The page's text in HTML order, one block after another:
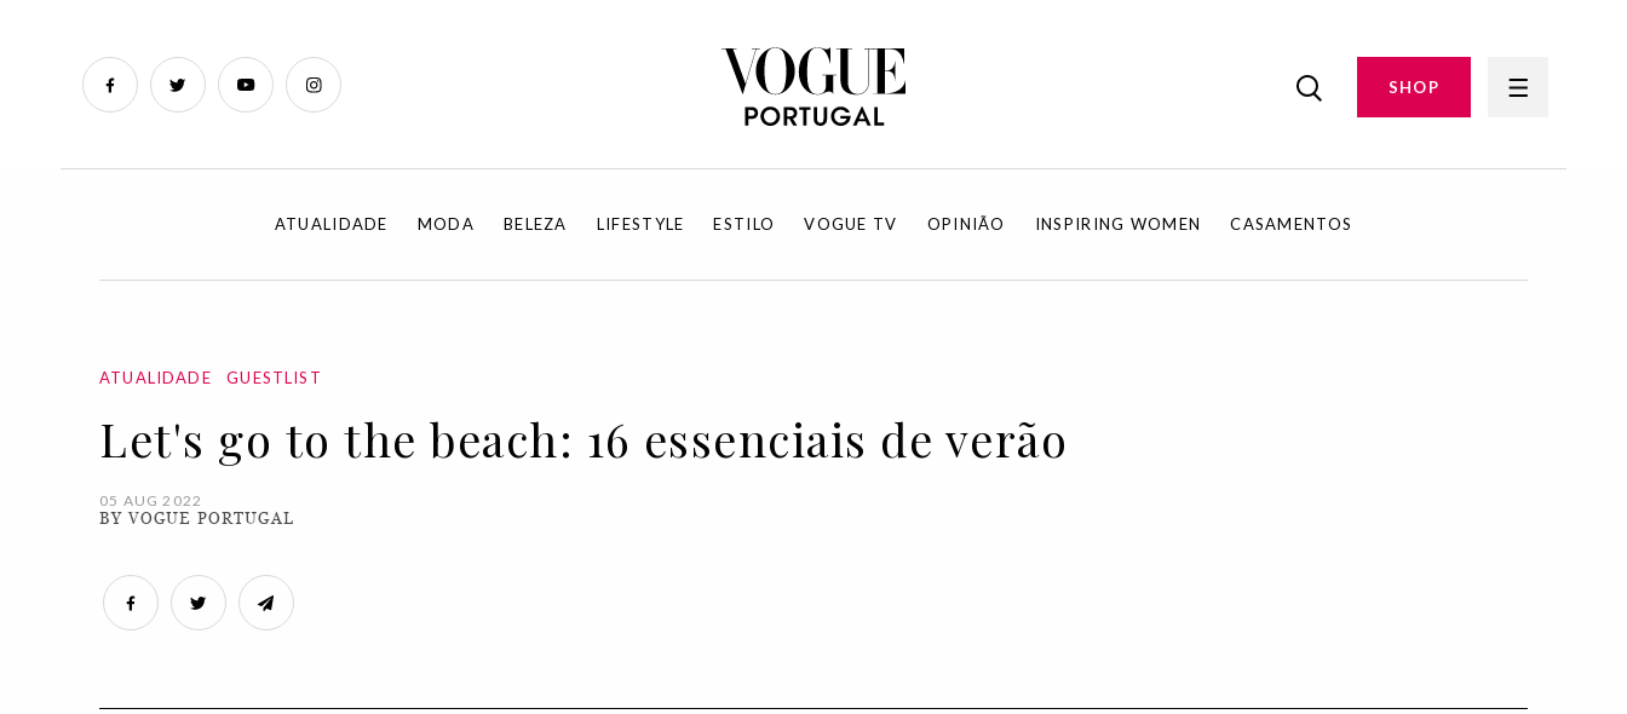
SHOP
ATUALIDADE MODA BELEZA LIFESTYLE ESTILO VOGUE TV OPINIÃO INSPIRING WOMEN CASAMENTOS
ATUALIDADE GUESTLIST
Let's go to the beach: 16 essenciais de verão
05 AUG 2022
BY VOGUE PORTUGAL